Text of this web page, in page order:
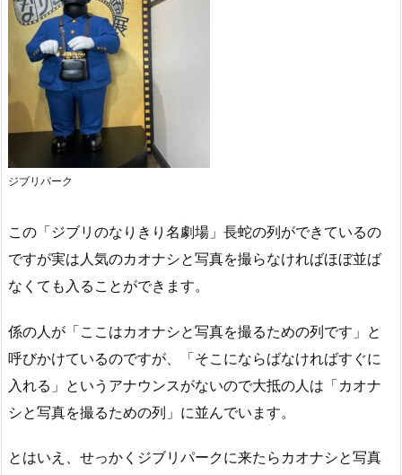
ジブリパーク
この「ジブリのなりきり名劇場」長蛇の列ができているの
ですが実は人気のカオナシと写真を撮らなければほぼ並ば
なくても入ることができます。
係の人が「ここはカオナシと写真を撮るための列です」と
呼びかけているのですが、「そこにならばなければすぐに
入れる」というアナウンスがないので大抵の人は「カオナ
シと写真を撮るための列」に並んでいます。
とはいえ、せっかくジブリパークに来たらカオナシと写真